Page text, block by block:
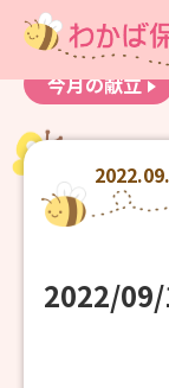
お知らせ
今月の献立
2022/09/